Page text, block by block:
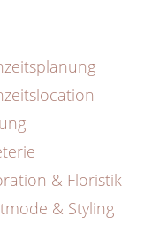
& Floristik
& Styling